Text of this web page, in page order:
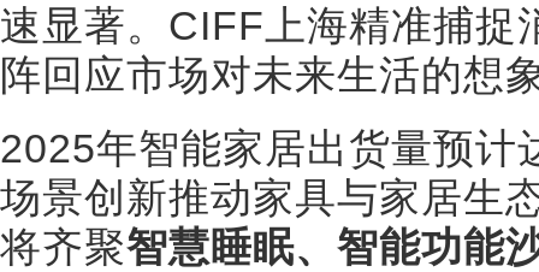
速显著。CIFF上海精准捕捉
阵回应市场对未来生活的想
2025年智能家居出货量预计
场景创新推动家具与家居生
将齐聚智慧睡眠、智能功能